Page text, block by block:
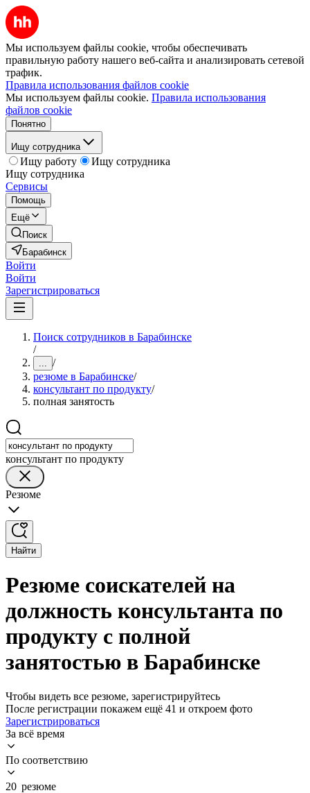
Мы используем файлы cookie, чтобы обеспечивать
правильную работу нашего веб-сайта и анализировать сетевой
трафик.
Правила использования файлов cookie
Мы используем файлы cookie. Правила использования
файлов cookie
Понятно
Ищу сотрудника
Ищу работу
Ищу сотрудника
Ищу сотрудника
Сервисы
Помощь
Ещё
Поиск
Барабинск
Войти
Войти
Зарегистрироваться
Поиск сотрудников в Барабинске
/
... /
резюме в Барабинске/
консультант по продукту/
полная занятость
консультант по продукту
Резюме
Найти
Резюме соискателей на
должность консультанта по
продукту с полной
занятостью в Барабинске
Чтобы видеть все резюме, зарегистрируйтесь
После регистрации покажем ещё 41 и откроем фото
Зарегистрироваться
За всё время
По соответствию
20 резюме